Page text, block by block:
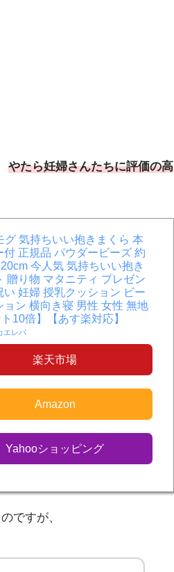
やたら妊婦さんたちに評価の高
グ 気持ちいい抱きまくら 本
付 正規品 パウダービーズ 約
今人気 気持ちいい抱き
贈り物 マタニティ プレゼン
い 妊婦 授乳クッション ビー
ョン 横向き寝 男性 女性 無地
ト10倍】【あす楽対応】
エレバ
楽天市場
Amazon
Yahooショッピング
ですが、